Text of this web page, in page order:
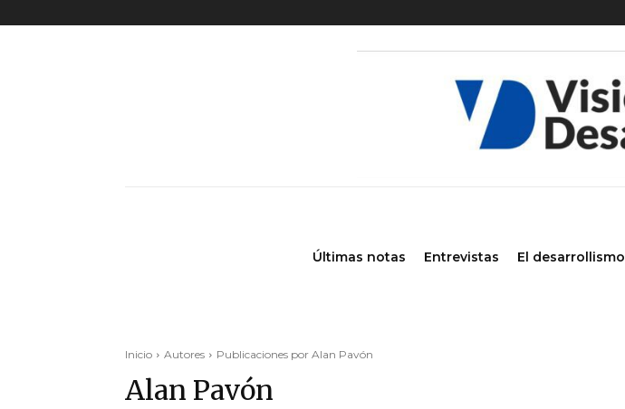
Últimas notas Entrevistas El desarrollismo
Inicio Autores Publicaciones por Alan Pavón
Alan Pavón